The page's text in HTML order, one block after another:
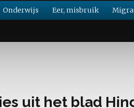
Onderwijs Eer, misbruik
uit het blad